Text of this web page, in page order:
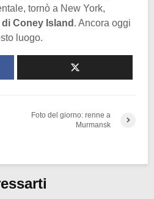
tornò a New York,
Coney Island . Ancora oggi
luogo.
Foto del giorno: renne a
Murmansk